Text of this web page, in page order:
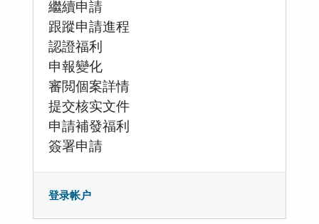
繼續申請
跟蹤申請進程
認證福利
申報變化
審閲個案詳情
提交核实文件
申請補發福利
簽署申請
登录帐户